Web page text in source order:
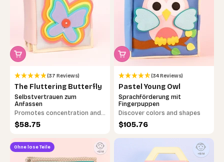
(37 Reviews)
The Fluttering Butterfly
Selbstvertrauen zum
Anfassen
Promotes concentration and
fine motor skills
Sale price
$58.75
(34 Reviews)
Pastel Young Owl
Sprachförderung mit
Fingerpuppen
Discover colors and shapes
Sale price
$105.76
Ohne lose Teile